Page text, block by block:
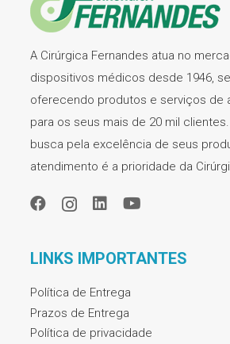
A Cirúrgica Fernandes atua no
dispositivos médicos desde 1946,
oferecendo produtos e serviços de
para os seus mais de 20 mil
busca pela excelência de seus
atendimento é a prioridade da
LINKS IMPORTANTES
Política de Entrega
Prazos de Entrega
Política de privacidade